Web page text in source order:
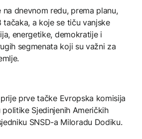
dnevnom redu, prema planu,
tačaka, a koje se tiču vanjske
energetike, demokratije i
segmenata koji su važni za
prve tačke Evropska komisija
Sjedinjenih Američkih
SNSD-a Miloradu Dodiku.